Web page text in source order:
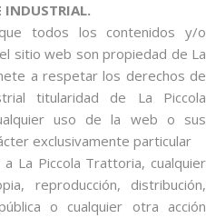
INDUSTRIAL.
todos los contenidos y/o
sitio web son propiedad de La
a respetar los derechos de
titularidad de La Piccola
uso de la web o sus
exclusivamente particular
La Piccola Trattoria, cualquier
reproducción, distribución,
o cualquier otra acción